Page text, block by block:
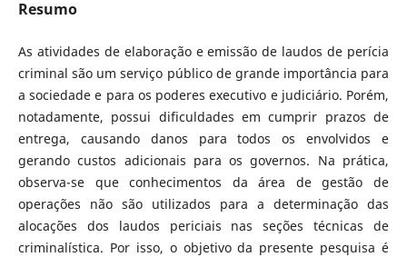
Resumo
As atividades de elaboração e emissão de laudos de perícia
criminal são um serviço público de grande importância para
a sociedade e para os poderes executivo e judiciário. Porém,
notadamente, possui dificuldades em cumprir prazos de
entrega, causando danos para todos os envolvidos e
gerando custos adicionais para os governos. Na prática,
observa-se que conhecimentos da área de gestão de
operações não são utilizados para a determinação das
alocações dos laudos periciais nas seções técnicas de
criminalística. Por isso, o objetivo da presente pesquisa é